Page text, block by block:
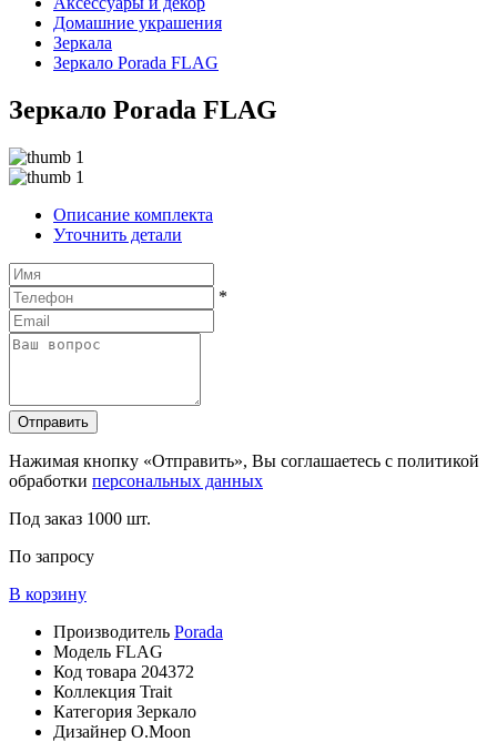
Домашние украшения
Зеркала
Зеркало Porada FLAG
Зеркало Porada FLAG
Описание комплекта
Уточнить детали
*
Отправить
Нажимая кнопку «Отправить», Вы соглашаетесь с политикой
обработки персональных данных
Под заказ 1000 шт.
По запросу
В корзину
Производитель Porada
Модель FLAG
Код товара 204372
Коллекция Trait
Категория Зеркало
Дизайнер O.Moon